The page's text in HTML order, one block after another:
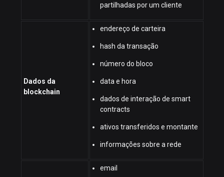
partilhadas por um cliente
Dados da
blockchain
endereço de carteira
hash da transação
número do bloco
data e hora
dados de interação de smart
contracts
ativos transferidos e montante
informações sobre a rede
email